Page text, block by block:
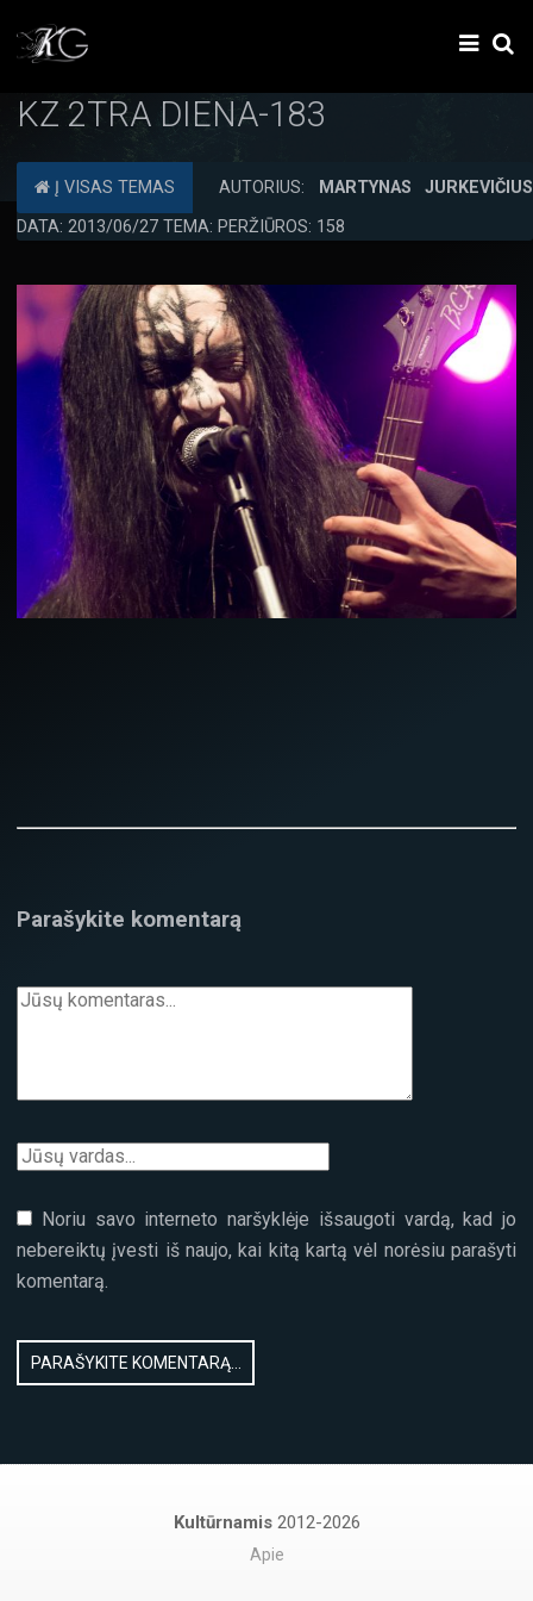
KZ 2TRA DIENA-183
Į VISAS TEMAS AUTORIUS:
MARTYNAS JURKEVIČIUS
DATA: 2013/06/27 TEMA: PERŽIŪROS: 158
Parašykite komentarą
Noriu savo interneto naršyklėje išsaugoti vardą, kad jo
nebereiktų įvesti iš naujo, kai kitą kartą vėl norėsiu parašyti
komentarą.
Kultūrnamis 2012-2026
Apie